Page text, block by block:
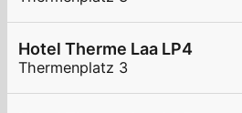
Hotel Therme Laa LP4
Thermenplatz 3